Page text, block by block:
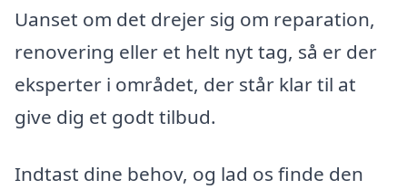
Uanset om det drejer sig om reparation,
renovering eller et helt nyt tag, så er der
eksperter i området, der står klar til at
give dig et godt tilbud.
Indtast dine behov, og lad os finde den